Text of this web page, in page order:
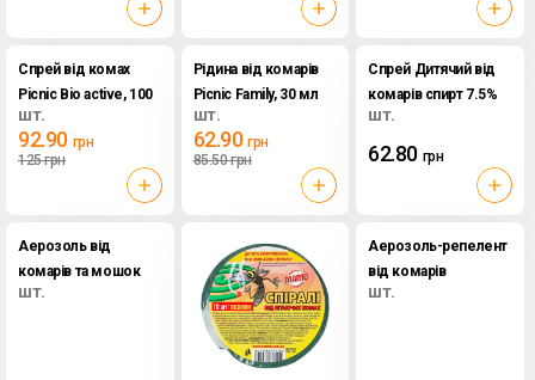
Спрей від комах
Picnic Bio active, 100
мл
шт.
92.90 грн
125грн
Рідина від комарів
Picnic Family, 30 мл
шт.
62.90 грн
85.50грн
Спрей Дитячий від
комарів спирт 7.5%
Некусайка , 100 мл
шт.
62.80 грн
Аерозоль від
комарів та мошок
для дітей від 1 року
шт.
Аерозоль-репелент
від комарів
универсальній Аnti-
шт.